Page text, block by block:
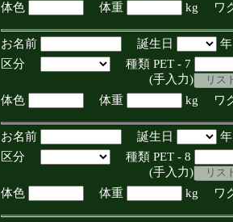
体色
体重 kg ワ
お名前 誕生日
区分
種類 PET - 7
(手入力)
体色
体重 kg ワ
お名前 誕生日
区分
種類 PET - 8
(手入力)
体色
体重 kg ワ